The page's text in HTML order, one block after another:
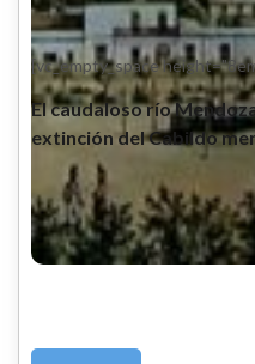
[vc_empty_space
El caudaloso río
extinción del Cabildo